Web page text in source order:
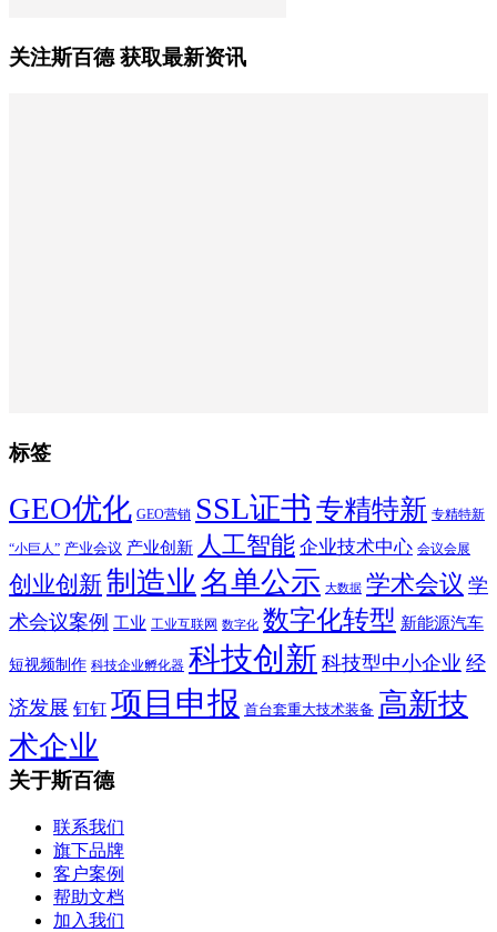
关注斯百德 获取最新资讯
标签
GEO优化 GEO营销 SSL证书 专精特新 专精特新
“小巨人” 产业会议 产业创新 人工智能 企业技术中心 会议会展
创业创新制造业名单公示 大数据 学术会议 学
术会议案例 工业 工业互联网 数字化 数字化转型 新能源汽车
短视频制作 科技企业孵化器 科技创新 科技型中小企业 经
济发展 钉钉 项目申报 首台套重大技术装备 高新技
术企业
关于斯百德
联系我们
旗下品牌
客户案例
帮助文档
加入我们